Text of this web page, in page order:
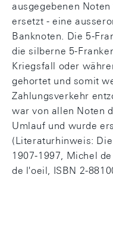
ausgegebenen
ersetzt - eine
Banknoten. Die 5-
die silberne 5-
Kriegsfall oder
gehortet und somit
Zahlungsverkehr
war von allen Noten
Umlauf und wurde
(Literaturhinweis:
1907-1997, Michel
de l'oeil, ISBN 2-